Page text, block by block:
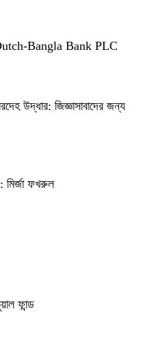
Bangla Bank PLC
উদ্ধার: জিজ্ঞাসাবাদের জন্য
মির্জা ফখরুল
ফান্ড